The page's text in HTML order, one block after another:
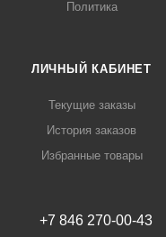
Политика
ЛИЧНЫЙ КАБИНЕТ
Текущие заказы
История заказов
Избранные товары
+7 846 270-00-43